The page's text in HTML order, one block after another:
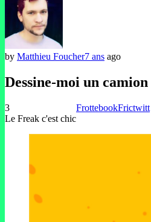
by Matthieu Foucher7 ans ago
Dessine-moi un camion
3
Le Freak c'est chic
FrottebookFrictwitt